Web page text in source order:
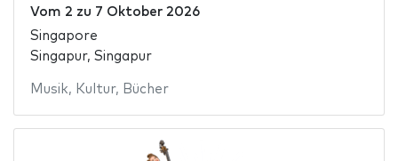
Vom 2 zu 7 Oktober 2026
Singapore
Singapur, Singapur
Musik, Kultur, Bücher